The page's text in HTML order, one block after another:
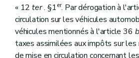
« 12ter. §1er. Par dérogation à
circulation sur les véhicules
véhicules mentionnés à l'article 36
taxes assimilées aux impôts sur
de mise en circulation concernant